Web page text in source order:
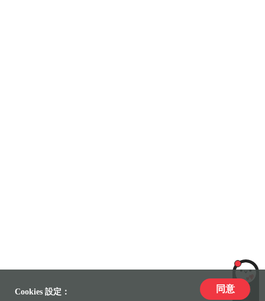
LiLi
Cookies 設定： 同意